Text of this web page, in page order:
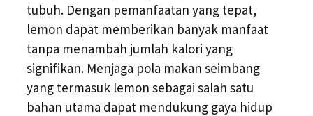
tubuh. Dengan pemanfaatan yang tepat,
lemon dapat memberikan banyak manfaat
tanpa menambah jumlah kalori yang
signifikan. Menjaga pola makan seimbang
yang termasuk lemon sebagai salah satu
bahan utama dapat mendukung gaya hidup